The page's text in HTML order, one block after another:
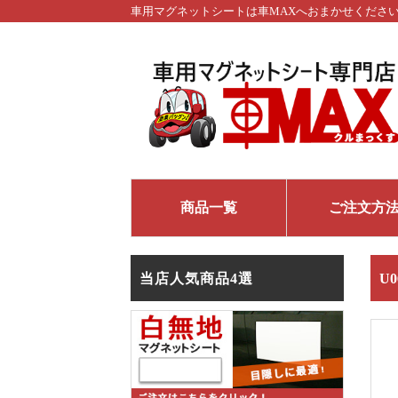
車用マグネットシートは車MAXへおまかせくださ
商品一覧 ご注文方
当店人気商品4選